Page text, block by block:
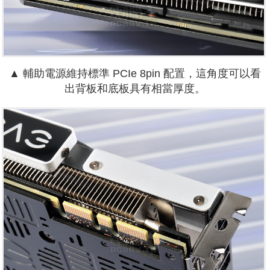
▲ 輔助電源維持標準 PCIe 8pin 配置，這角度可以看
出背板和底板具有相當厚度。